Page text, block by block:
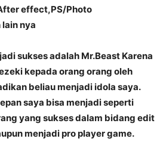
effect,PS/Photo
nya
sukses adalah Mr.Beast Karena
kepada orang orang oleh
beliau menjadi idola saya.
saya bisa menjadi seperti
yang sukses dalam bidang edit
menjadi pro player game.